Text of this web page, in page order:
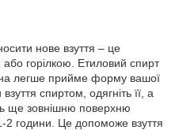
нове взуття – це
горілкою. Етиловий спирт
легше прийме форму вашої
спиртом, одягніть її, а
ще зовнішню поверхню
2 години. Це допоможе взуття